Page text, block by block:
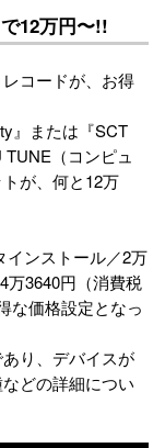
12万円〜!!
コードが、お得
』または『SCT
（コンピュ
が、何と12万
ンストール／2万
万3640円（消費税
な価格設定となっ
り、デバイスが
どの詳細につい